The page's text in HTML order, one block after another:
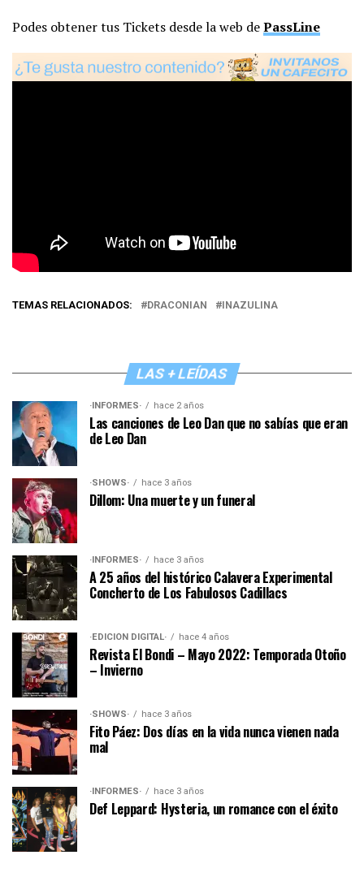
Podes obtener tus Tickets desde la web dePassLine
TEMAS RELACIONADOS: DRACONIAN INAZULINA
LAS + LEÍDAS
·INFORMES· hace 2 años
Las canciones de Leo Dan que no sabías que eran
de Leo Dan
·SHOWS· hace 3 años
Dillom: Una muerte y un funeral
·INFORMES· hace 3 años
A 25 años del histórico Calavera Experimental
Concherto de Los Fabulosos Cadillacs
·EDICIÓN DIGITAL· hace 4 años
Revista El Bondi – Mayo 2022: Temporada Otoño
– Invierno
·SHOWS· hace 3 años
Fito Páez: Dos días en la vida nunca vienen nada
mal
·INFORMES· hace 3 años
Def Leppard: Hysteria, un romance con el éxito